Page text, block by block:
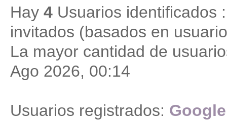
Hay 4 Usuarios identificados
invitados (basados en
La mayor cantidad de
Ago 2026, 00:14
Usuarios registrados: